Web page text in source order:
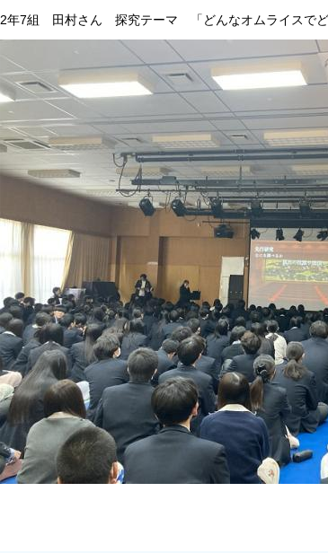
2年7組 田村さん 探究テーマ 「どんなオムライスでど